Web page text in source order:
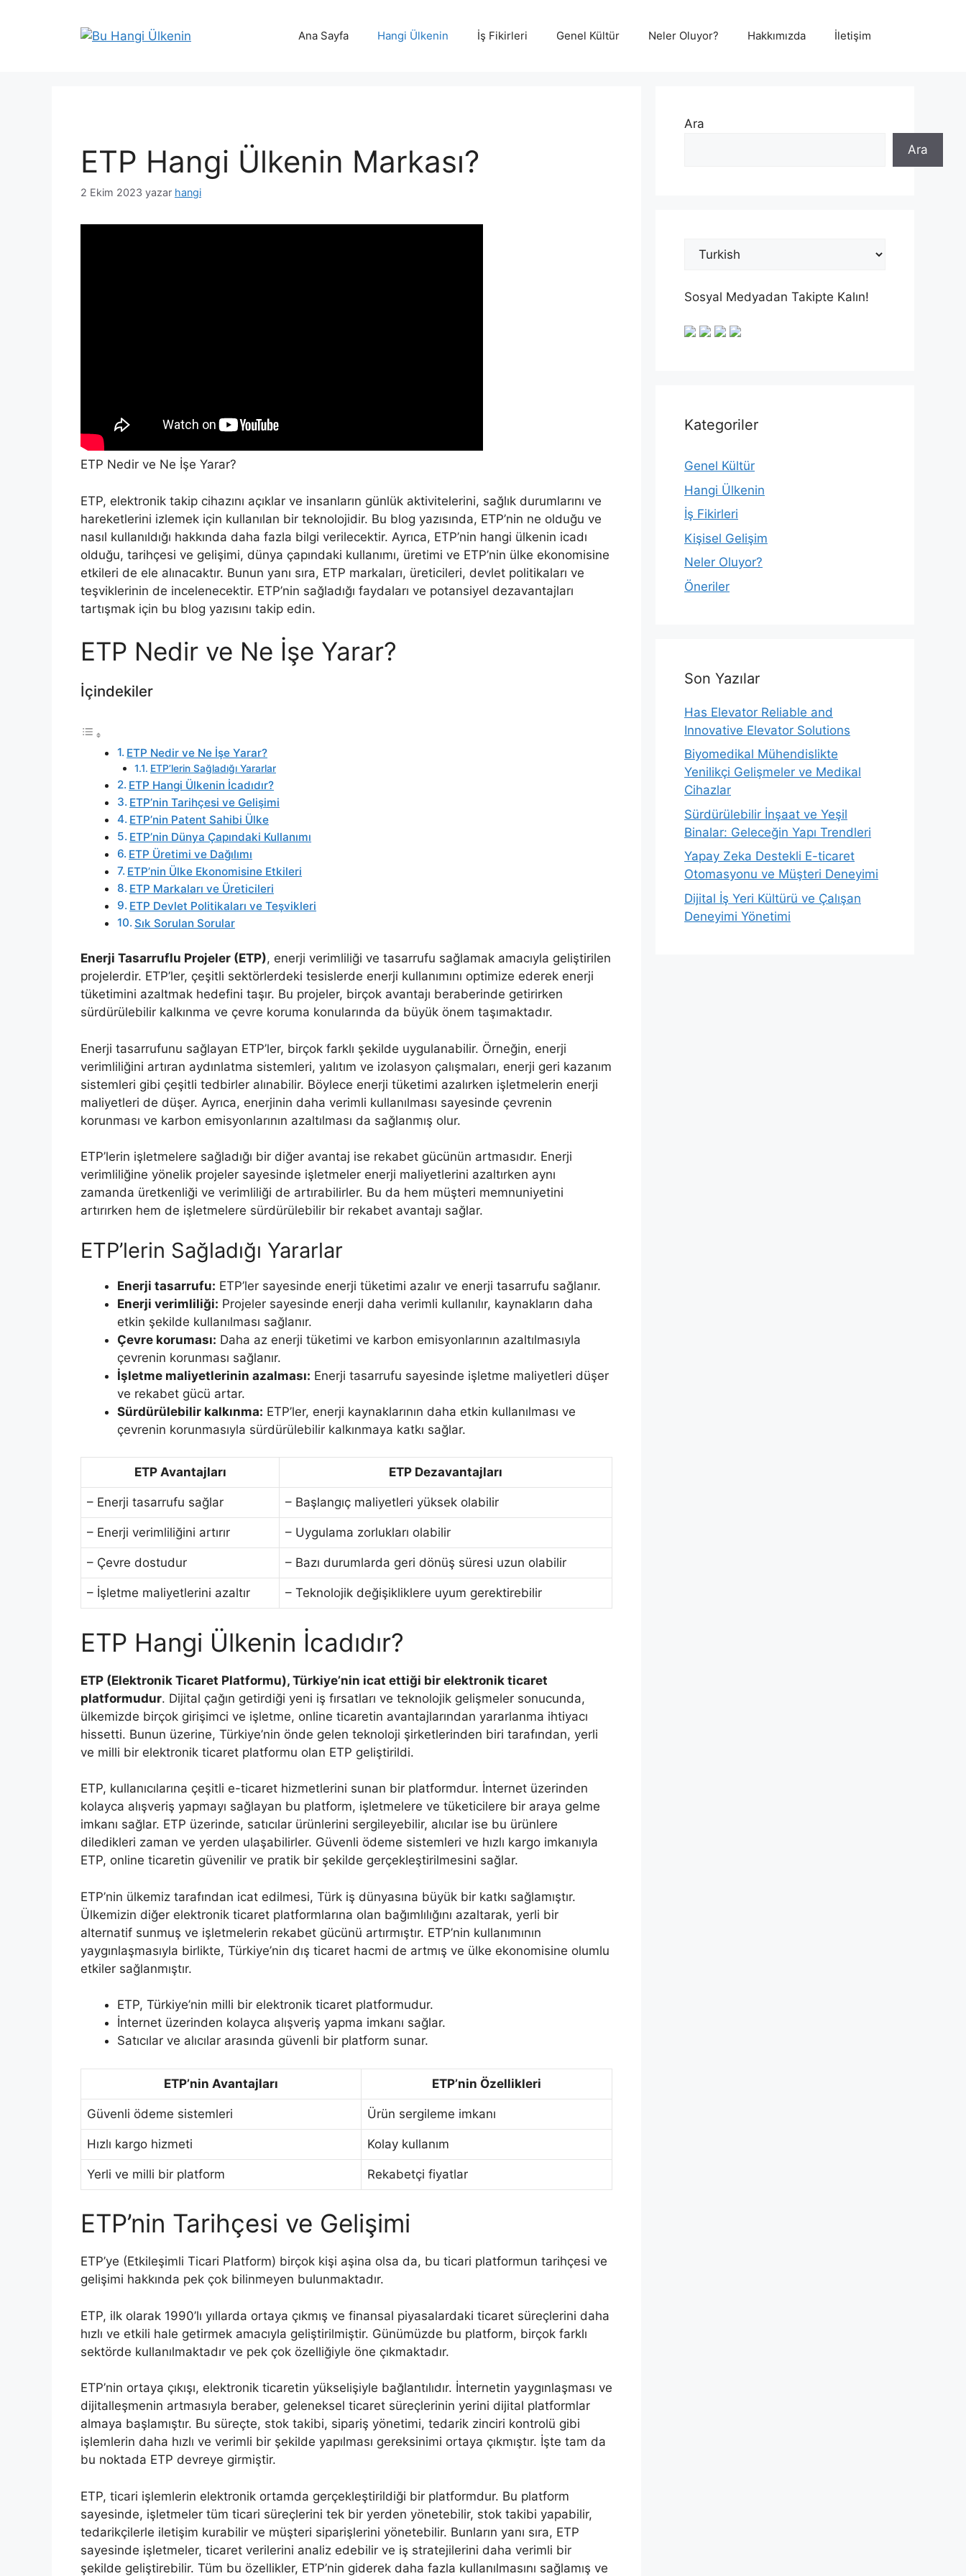
Ana Sayfa Hangi Ülkenin İş Fikirleri Genel Kültür Neler Oluyor? Hakkımızda İletişim
ETP Hangi Ülkenin Markası?
2 Ekim 2023 yazar hangi
ETP Nedir ve Ne İşe Yarar?
ETP, elektronik takip cihazını açıklar ve insanların günlük aktivitelerini, sağlık durumlarını ve
hareketlerini izlemek için kullanılan bir teknolojidir. Bu blog yazısında, ETP’nin ne olduğu ve
nasıl kullanıldığı hakkında daha fazla bilgi verilecektir. Ayrıca, ETP’nin hangi ülkenin icadı
olduğu, tarihçesi ve gelişimi, dünya çapındaki kullanımı, üretimi ve ETP’nin ülke ekonomisine
etkileri de ele alınacaktır. Bunun yanı sıra, ETP markaları, üreticileri, devlet politikaları ve
teşviklerinin de incelenecektir. ETP’nin sağladığı faydaları ve potansiyel dezavantajları
tartışmak için bu blog yazısını takip edin.
ETP Nedir ve Ne İşe Yarar?
İçindekiler
ETP Nedir ve Ne İşe Yarar?
ETP’lerin Sağladığı Yararlar
ETP Hangi Ülkenin İcadıdır?
ETP’nin Tarihçesi ve Gelişimi
ETP’nin Patent Sahibi Ülke
ETP’nin Dünya Çapındaki Kullanımı
ETP Üretimi ve Dağılımı
ETP’nin Ülke Ekonomisine Etkileri
ETP Markaları ve Üreticileri
ETP Devlet Politikaları ve Teşvikleri
Sık Sorulan Sorular
Enerji Tasarruflu Projeler (ETP), enerji verimliliği ve tasarrufu sağlamak amacıyla geliştirilen
projelerdir. ETP’ler, çeşitli sektörlerdeki tesislerde enerji kullanımını optimize ederek enerji
tüketimini azaltmak hedefini taşır. Bu projeler, birçok avantajı beraberinde getirirken
sürdürülebilir kalkınma ve çevre koruma konularında da büyük önem taşımaktadır.
Enerji tasarrufunu sağlayan ETP’ler, birçok farklı şekilde uygulanabilir. Örneğin, enerji
verimliliğini artıran aydınlatma sistemleri, yalıtım ve izolasyon çalışmaları, enerji geri kazanım
sistemleri gibi çeşitli tedbirler alınabilir. Böylece enerji tüketimi azalırken işletmelerin enerji
maliyetleri de düşer. Ayrıca, enerjinin daha verimli kullanılması sayesinde çevrenin
korunması ve karbon emisyonlarının azaltılması da sağlanmış olur.
ETP’lerin işletmelere sağladığı bir diğer avantaj ise rekabet gücünün artmasıdır. Enerji
verimliliğine yönelik projeler sayesinde işletmeler enerji maliyetlerini azaltırken aynı
zamanda üretkenliği ve verimliliği de artırabilirler. Bu da hem müşteri memnuniyetini
artırırken hem de işletmelere sürdürülebilir bir rekabet avantajı sağlar.
ETP’lerin Sağladığı Yararlar
Enerji tasarrufu: ETP’ler sayesinde enerji tüketimi azalır ve enerji tasarrufu sağlanır.
Enerji verimliliği: Projeler sayesinde enerji daha verimli kullanılır, kaynakların daha
etkin şekilde kullanılması sağlanır.
Çevre koruması: Daha az enerji tüketimi ve karbon emisyonlarının azaltılmasıyla
çevrenin korunması sağlanır.
İşletme maliyetlerinin azalması: Enerji tasarrufu sayesinde işletme maliyetleri düşer
ve rekabet gücü artar.
Sürdürülebilir kalkınma: ETP’ler, enerji kaynaklarının daha etkin kullanılması ve
çevrenin korunmasıyla sürdürülebilir kalkınmaya katkı sağlar.
ETP Avantajları ETP Dezavantajları
– Enerji tasarrufu sağlar – Başlangıç maliyetleri yüksek olabilir
– Enerji verimliliğini artırır – Uygulama zorlukları olabilir
– Çevre dostudur – Bazı durumlarda geri dönüş süresi uzun olabilir
– İşletme maliyetlerini azaltır – Teknolojik değişikliklere uyum gerektirebilir
ETP Hangi Ülkenin İcadıdır?
ETP (Elektronik Ticaret Platformu), Türkiye’nin icat ettiği bir elektronik ticaret
platformudur. Dijital çağın getirdiği yeni iş fırsatları ve teknolojik gelişmeler sonucunda,
ülkemizde birçok girişimci ve işletme, online ticaretin avantajlarından yararlanma ihtiyacı
hissetti. Bunun üzerine, Türkiye’nin önde gelen teknoloji şirketlerinden biri tarafından, yerli
ve milli bir elektronik ticaret platformu olan ETP geliştirildi.
ETP, kullanıcılarına çeşitli e-ticaret hizmetlerini sunan bir platformdur. İnternet üzerinden
kolayca alışveriş yapmayı sağlayan bu platform, işletmelere ve tüketicilere bir araya gelme
imkanı sağlar. ETP üzerinde, satıcılar ürünlerini sergileyebilir, alıcılar ise bu ürünlere
diledikleri zaman ve yerden ulaşabilirler. Güvenli ödeme sistemleri ve hızlı kargo imkanıyla
ETP, online ticaretin güvenilir ve pratik bir şekilde gerçekleştirilmesini sağlar.
ETP’nin ülkemiz tarafından icat edilmesi, Türk iş dünyasına büyük bir katkı sağlamıştır.
Ülkemizin diğer elektronik ticaret platformlarına olan bağımlılığını azaltarak, yerli bir
alternatif sunmuş ve işletmelerin rekabet gücünü artırmıştır. ETP’nin kullanımının
yaygınlaşmasıyla birlikte, Türkiye’nin dış ticaret hacmi de artmış ve ülke ekonomisine olumlu
etkiler sağlanmıştır.
ETP, Türkiye’nin milli bir elektronik ticaret platformudur.
İnternet üzerinden kolayca alışveriş yapma imkanı sağlar.
Satıcılar ve alıcılar arasında güvenli bir platform sunar.
ETP’nin Avantajları ETP’nin Özellikleri
Güvenli ödeme sistemleri Ürün sergileme imkanı
Hızlı kargo hizmeti Kolay kullanım
Yerli ve milli bir platform Rekabetçi fiyatlar
ETP’nin Tarihçesi ve Gelişimi
ETP’ye (Etkileşimli Ticari Platform) birçok kişi aşina olsa da, bu ticari platformun tarihçesi ve
gelişimi hakkında pek çok bilinmeyen bulunmaktadır.
ETP, ilk olarak 1990’lı yıllarda ortaya çıkmış ve finansal piyasalardaki ticaret süreçlerini daha
hızlı ve etkili hale getirmek amacıyla geliştirilmiştir. Günümüzde bu platform, birçok farklı
sektörde kullanılmaktadır ve pek çok özelliğiyle öne çıkmaktadır.
ETP’nin ortaya çıkışı, elektronik ticaretin yükselişiyle bağlantılıdır. İnternetin yaygınlaşması ve
dijitalleşmenin artmasıyla beraber, geleneksel ticaret süreçlerinin yerini dijital platformlar
almaya başlamıştır. Bu süreçte, stok takibi, sipariş yönetimi, tedarik zinciri kontrolü gibi
işlemlerin daha hızlı ve verimli bir şekilde yapılması gereksinimi ortaya çıkmıştır. İşte tam da
bu noktada ETP devreye girmiştir.
ETP, ticari işlemlerin elektronik ortamda gerçekleştirildiği bir platformdur. Bu platform
sayesinde, işletmeler tüm ticari süreçlerini tek bir yerden yönetebilir, stok takibi yapabilir,
tedarikçilerle iletişim kurabilir ve müşteri siparişlerini yönetebilir. Bunların yanı sıra, ETP
sayesinde işletmeler, ticaret verilerini analiz edebilir ve iş stratejilerini daha verimli bir
şekilde geliştirebilir. Tüm bu özellikler, ETP’nin giderek daha fazla kullanılmasını sağlamış ve
Ara
Ara
Sosyal Medyadan Takipte Kalın!
Kategoriler
Genel Kültür
Hangi Ülkenin
İş Fikirleri
Kişisel Gelişim
Neler Oluyor?
Öneriler
Son Yazılar
Has Elevator Reliable and
Innovative Elevator Solutions
Biyomedikal Mühendislikte
Yenilikçi Gelişmeler ve Medikal
Cihazlar
Sürdürülebilir İnşaat ve Yeşil
Binalar: Geleceğin Yapı Trendleri
Yapay Zeka Destekli E-ticaret
Otomasyonu ve Müşteri Deneyimi
Dijital İş Yeri Kültürü ve Çalışan
Deneyimi Yönetimi